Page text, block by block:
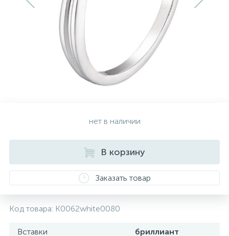
нет в наличии
В корзину
Заказать товар
Код товара: K0062white0080
Вставки
бриллиант
Серебряные колье
Серебряные цепочки
Серебряные сувениры
Золотые серьги